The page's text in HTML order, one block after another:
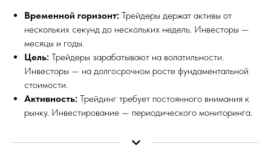
Временной горизонт: Трейдеры держат активы от
нескольких секунд до нескольких недель. Инвесторы —
месяцы и годы.
Цель: Трейдеры зарабатывают на волатильности.
Инвесторы — на долгосрочном росте фундаментальной
стоимости.
Активность: Трейдинг требует постоянного внимания к
рынку. Инвестирование — периодического мониторинга.